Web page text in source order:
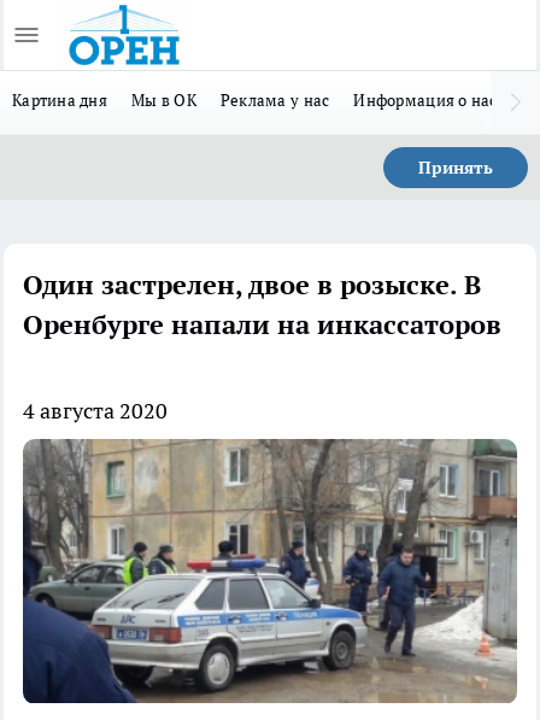
Картина дня Мы в ОК Реклама у нас Информация о нас
Принять
Один застрелен, двое в розыске. В
Оренбурге напали на инкассаторов
4 августа 2020